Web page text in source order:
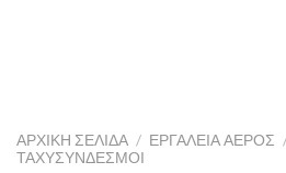
ΑΡΧΙΚΉ ΣΕΛΊΔΑ / ΕΡΓΑΛΕΙΑ ΑΕΡΟΣ
ΤΑΧΥΣΎΝΔΕΣΜΟΙ